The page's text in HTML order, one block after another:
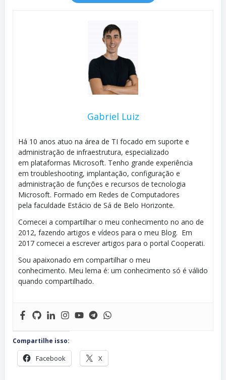
Gabriel Luiz
Há 10 anos atuo na área de TI focado em suporte e
administração de infraestrutura, especializado
em plataformas Microsoft. Tenho grande experiência
em troubleshooting, implantação, configuração e
administração de funções e recursos de tecnologia
Microsoft. Formado em Redes de Computadores
pela faculdade Estácio de Sá de Belo Horizonte.
Comecei a compartilhar o meu conhecimento no ano de
2012, fazendo artigos e vídeos para o meu Blog. Em
2017 comecei a escrever artigos para o portal Cooperati.
Sou apaixonado em compartilhar o meu
conhecimento. Meu lema é: um conhecimento só é válido
quando compartilhado.
Compartilhe isso:
Facebook X